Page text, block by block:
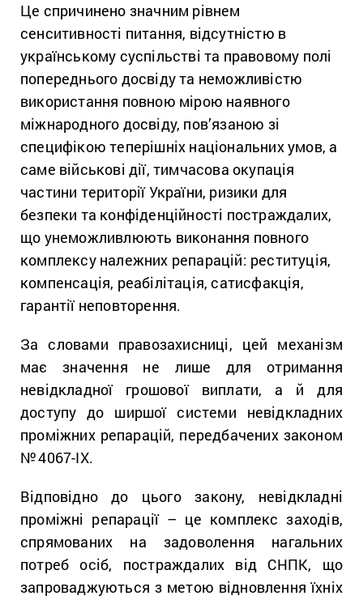
Це спричинено значним рівнем
сенситивності питання, відсутністю в
українському суспільстві та правовому полі
попереднього досвіду та неможливістю
використання повною мірою наявного
міжнародного досвіду, пов’язаною зі
специфікою теперішніх національних умов, а
саме військові дії, тимчасова окупація
частини території України, ризики для
безпеки та конфіденційності постраждалих,
що унеможливлюють виконання повного
комплексу належних репарацій: реституція,
компенсація, реабілітація, сатисфакція,
гарантії неповторення.
За словами правозахисниці, цей механізм
має значення не лише для отримання
невідкладної грошової виплати, а й для
доступу до ширшої системи невідкладних
проміжних репарацій, передбачених законом
№ 4067-IX.
Відповідно до цього закону, невідкладні
проміжні репарації – це комплекс заходів,
спрямованих на задоволення нагальних
потреб осіб, постраждалих від СНПК, що
запроваджуються з метою відновлення їхніх